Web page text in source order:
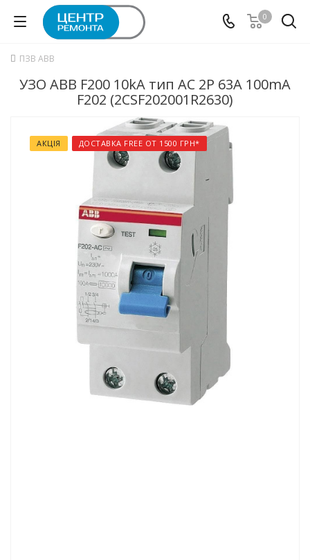
0
ПЗВ ABB
УЗО ABB F200 10kA тип АC 2P 63А 100mA
F202 (2CSF202001R2630)
АКЦІЯ ДОСТАВКА FREE ОТ 1500 ГРН*